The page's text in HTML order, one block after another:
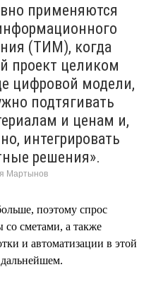
применяются
(ТИМ), когда
проект целиком
цифровой модели,
подтягивать
и ценам и,
интегрировать
решения».
Мартынов
поэтому спрос
сметами, а также
и автоматизации в этой